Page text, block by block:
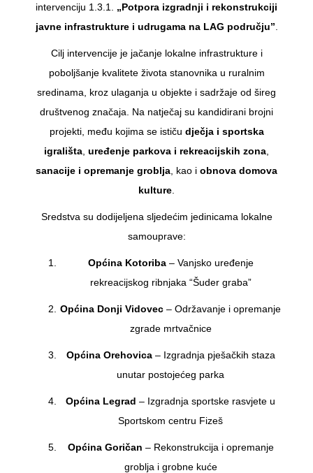
intervenciju 1.3.1. „Potpora izgradnji i rekonstrukciji
javne infrastrukture i udrugama na LAG području”
Cilj intervencije je jačanje lokalne infrastrukture i
poboljšanje kvalitete života stanovnika u ruralnim
sredinama, kroz ulaganja u objekte i sadržaje od šireg
društvenog značaja. Na natječaj su kandidirani brojni
projekti, među kojima se ističu dječja i sportska
igrališta uređenje parkova i rekreacijskih zona
sanacije i opremanje groblja , kao i obnova domova
kulture
Sredstva su dodijeljena sljedećim jedinicama lokalne
samouprave:
Općina Kotoriba– Vanjsko uređenje
rekreacijskog ribnjaka “Šuder graba”
Općina Donji Vidovec – Održavanje i opremanje
zgrade mrtvačnice
Općina Orehovica– Izgradnja pješačkih staza
unutar postojećeg parka
Općina Legrad – Izgradnja sportske rasvjete u
Sportskom centru Fizeš
Općina Goričan – Rekonstrukcija i opremanje
groblja i grobne kuće